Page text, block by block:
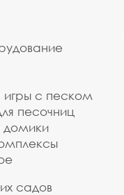
игры с песком
песочниц
домики
садов